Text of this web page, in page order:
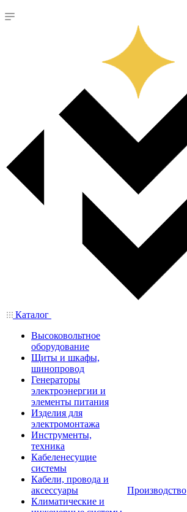
Каталог
Высоковольтное
оборудование
Щиты и шкафы,
шинопровод
Генераторы
электроэнергии и
элементы питания
Изделия для
электромонтажа
Инструменты,
техника
Кабеленесущие
системы
Кабели, провода и
аксессуары
Климатические и
Производство